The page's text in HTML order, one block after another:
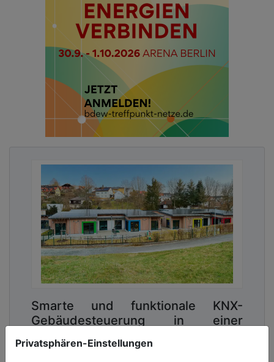
Privatsphären-Einstellungen
Smarte und funktionale KNX-
Gebäudesteuerung in einer
städtischen Kinderkrippe in
Eschenbach (Oberpfalz)